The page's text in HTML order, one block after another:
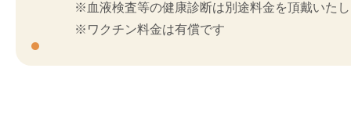
※血液検査等の健康診断は別途料金を頂戴いた
※ワクチン料金は有償です